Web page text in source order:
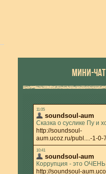
МИНИ-ЧАТ